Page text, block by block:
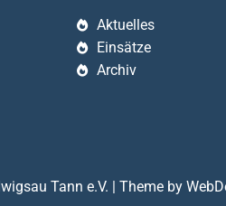
Aktuelles
Einsätze
Archiv
Tann e.V. | Theme by